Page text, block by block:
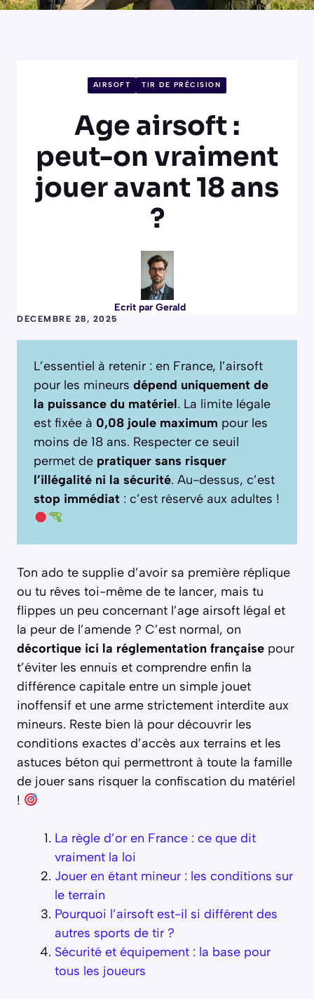
AIRSOFT TIR DE PRÉCISION
Age airsoft :
peut-on vraiment
jouer avant 18 ans
?
Ecrit par Gerald
DÉCEMBRE 28, 2025
L’essentiel à retenir : en France, l’airsoft
pour les mineurs dépend uniquement de
la puissance du matériel. La limite légale
est fixée à 0,08 joule maximum pour les
moins de 18 ans. Respecter ce seuil
permet de pratiquer sans risquer
l’illégalité ni la sécurité. Au-dessus, c’est
stop immédiat : c’est réservé aux adultes !
Ton ado te supplie d’avoir sa première réplique
ou tu rêves toi-même de te lancer, mais tu
flippes un peu concernant l’age airsoft légal et
la peur de l’amende ? C’est normal, on
décortique ici la réglementation française pour
t’éviter les ennuis et comprendre enfin la
différence capitale entre un simple jouet
inoffensif et une arme strictement interdite aux
mineurs. Reste bien là pour découvrir les
conditions exactes d’accès aux terrains et les
astuces béton qui permettront à toute la famille
de jouer sans risquer la confiscation du matériel
!
La règle d’or en France : ce que dit
vraiment la loi
Jouer en étant mineur : les conditions sur
le terrain
Pourquoi l’airsoft est-il si différent des
autres sports de tir ?
Sécurité et équipement : la base pour
tous les joueurs